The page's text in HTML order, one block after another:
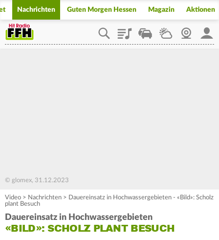
Nachrichten Guten Morgen Hessen Magazin Aktionen
PlaylistStaupilotWetterWebcam
© glomex, 31.12.2023
Video > Nachrichten > Dauereinsatz in Hochwassergebieten - «Bild»: Scholz
plant Besuch
Dauereinsatz in Hochwassergebieten
«BILD»: SCHOLZ PLANT BESUCH